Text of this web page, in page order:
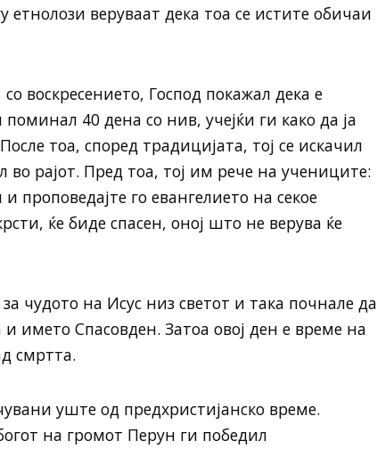
етнолози веруваат дека тоа се истите обичаи
воскресението, Господ покажал дека е
40 дена со нив, учејќи ги како да ја
тоа, според традицијата, тој се искачил
во рајот. Пред тоа, тој им рече на учениците:
проповедајте го евангелието на секое
ќе биде спасен, оној што не верува ќе
чудото на Исус низ светот и така почнале да
и името Спасовден. Затоа овој ден е време на
смртта.
уште од предхристијанско време.
на громот Перун ги победил